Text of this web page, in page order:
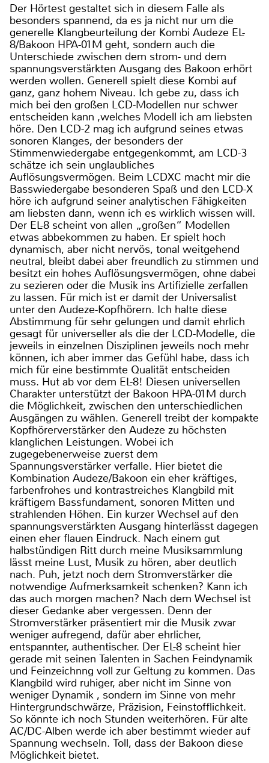
Der Hörtest gestaltet sich in diesem Falle als
besonders spannend, da es ja nicht nur um die
generelle Klangbeurteilung der Kombi Audeze EL-
8/Bakoon HPA-01M geht, sondern auch die
Unterschiede zwischen dem strom- und dem
spannungsverstärkten Ausgang des Bakoon erhört
werden wollen. Generell spielt diese Kombi auf
ganz, ganz hohem Niveau. Ich gebe zu, dass ich
mich bei den großen LCD-Modellen nur schwer
entscheiden kann ,welches Modell ich am liebsten
höre. Den LCD-2 mag ich aufgrund seines etwas
sonoren Klanges, der besonders der
Stimmenwiedergabe entgegenkommt, am LCD-3
schätze ich sein unglaubliches
Auflösungsvermögen. Beim LCDXC macht mir die
Basswiedergabe besonderen Spaß und den LCD-X
höre ich aufgrund seiner analytischen Fähigkeiten
am liebsten dann, wenn ich es wirklich wissen will.
Der EL-8 scheint von allen „großen“ Modellen
etwas abbekommen zu haben. Er spielt hoch
dynamisch, aber nicht nervös, tonal weitgehend
neutral, bleibt dabei aber freundlich zu stimmen und
besitzt ein hohes Auflösungsvermögen, ohne dabei
zu sezieren oder die Musik ins Artifizielle zerfallen
zu lassen. Für mich ist er damit der Universalist
unter den Audeze-Kopfhörern. Ich halte diese
Abstimmung für sehr gelungen und damit ehrlich
gesagt für universeller als die der LCD-Modelle, die
jeweils in einzelnen Disziplinen jeweils noch mehr
können, ich aber immer das Gefühl habe, dass ich
mich für eine bestimmte Qualität entscheiden
muss. Hut ab vor dem EL-8! Diesen universellen
Charakter unterstützt der Bakoon HPA-01M durch
die Möglichkeit, zwischen den unterschiedlichen
Ausgängen zu wählen. Generell treibt der kompakte
Kopfhörerverstärker den Audeze zu höchsten
klanglichen Leistungen. Wobei ich
zugegebenerweise zuerst dem
Spannungsverstärker verfalle. Hier bietet die
Kombination Audeze/Bakoon ein eher kräftiges,
farbenfrohes und kontrastreiches Klangbild mit
kräftigem Bassfundament, sonoren Mitten und
strahlenden Höhen. Ein kurzer Wechsel auf den
spannungsverstärkten Ausgang hinterlässt dagegen
einen eher flauen Eindruck. Nach einem gut
halbstündigen Ritt durch meine Musiksammlung
lässt meine Lust, Musik zu hören, aber deutlich
nach. Puh, jetzt noch dem Stromverstärker die
notwendige Aufmerksamkeit schenken? Kann ich
das auch morgen machen? Nach dem Wechsel ist
dieser Gedanke aber vergessen. Denn der
Stromverstärker präsentiert mir die Musik zwar
weniger aufregend, dafür aber ehrlicher,
entspannter, authentischer. Der EL-8 scheint hier
gerade mit seinen Talenten in Sachen Feindynamik
und Feinzeichnng voll zur Geltung zu kommen. Das
Klangbild wird ruhiger, aber nicht im Sinne von
weniger Dynamik , sondern im Sinne von mehr
Hintergrundschwärze, Präzision, Feinstofflichkeit.
So könnte ich noch Stunden weiterhören. Für alte
AC/DC-Alben werde ich aber bestimmt wieder auf
Spannung wechseln. Toll, dass der Bakoon diese
Möglichkeit bietet.